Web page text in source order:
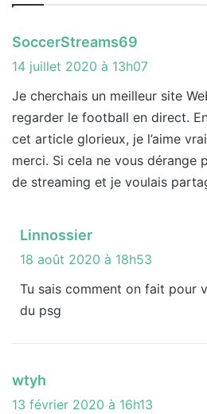
SoccerStreams69
i
14 juillet 2020 à 13h07
Je cherchais un meilleur site
regarder le football en direct.
cet article glorieux, je l’aime
merci. Si cela ne vous dérange
de streaming et je voulais
Linnossier
i
18 août 2020 à 18h53
Tu sais comment on fait pour
du psg
wtyh
i
13 février 2020 à 16h13